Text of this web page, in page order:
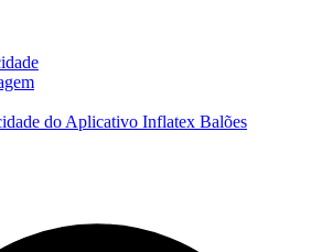
do Aplicativo Inflatex Balões